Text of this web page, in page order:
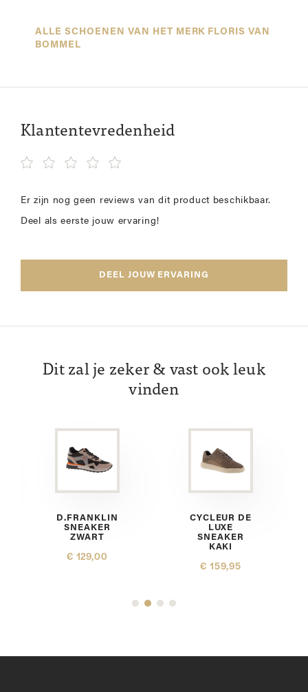
ALLE SCHOENEN VAN HET MERK FLORIS VAN
BOMMEL
Klantentevredenheid
Er zijn nog geen reviews van dit product beschikbaar.
Deel als eerste jouw ervaring!
DEEL JOUW ERVARING
Dit zal je zeker & vast ook leuk
vinden
D.FRANKLIN
SNEAKER
ZWART
€ 129,00
CYCLEUR DE
LUXE
SNEAKER
KAKI
€ 159,95